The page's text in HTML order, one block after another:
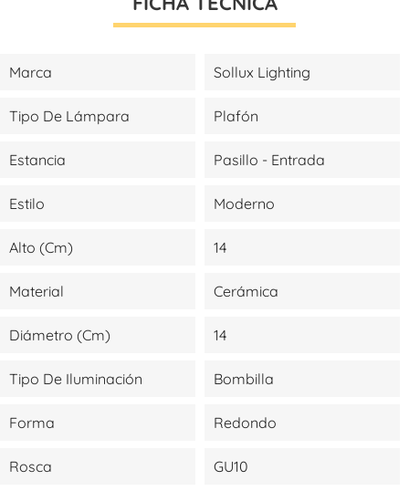
Marca Sollux Lighting
Tipo De Lámpara Plafón
Estancia Pasillo - Entrada
Estilo Moderno
Alto (cm) 14
Material Cerámica
Diámetro (cm) 14
Tipo De Iluminación Bombilla
Forma Redondo
Rosca GU10